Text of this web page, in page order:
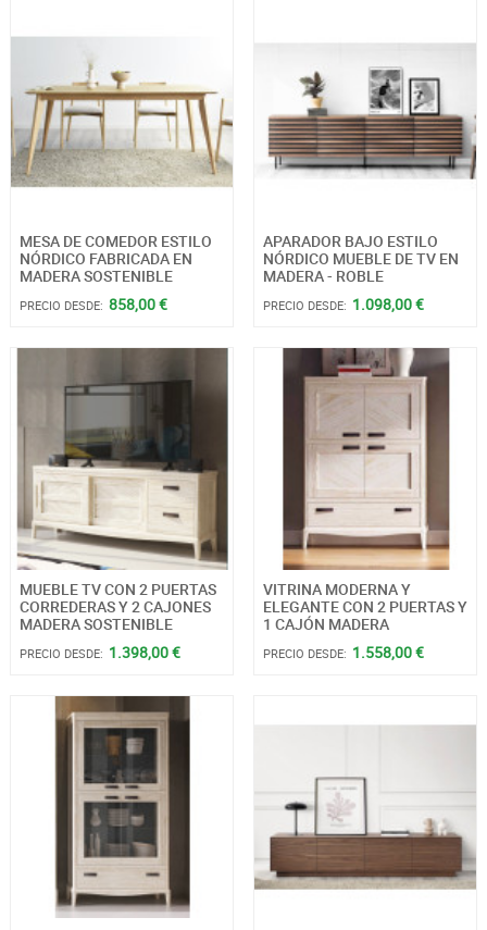
MESA DE COMEDOR ESTILO
NÓRDICO FABRICADA EN
MADERA SOSTENIBLE
PRECIO DESDE: 858,00 €
APARADOR BAJO ESTILO
NÓRDICO MUEBLE DE TV EN
MADERA - ROBLE
PRECIO DESDE: 1.098,00 €
MUEBLE TV CON 2 PUERTAS
CORREDERAS Y 2 CAJONES
MADERA SOSTENIBLE
PRECIO DESDE: 1.398,00 €
VITRINA MODERNA Y
ELEGANTE CON 2 PUERTAS Y
1 CAJÓN MADERA
PRECIO DESDE: 1.558,00 €